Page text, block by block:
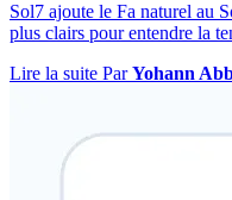
Sol7 ajoute le Fa naturel au
plus clairs pour entendre la
Lire la suite ParYohann